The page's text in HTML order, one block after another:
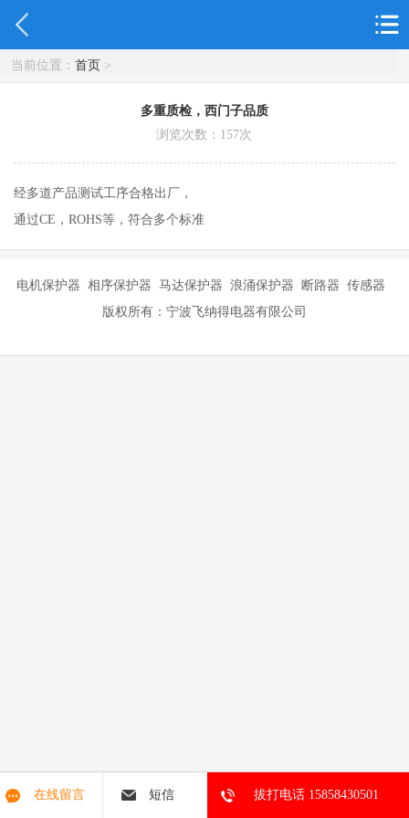
当前位置： 首页>
多重质检，西门子品质
浏览次数： 157次
经多道产品测试工序合格出厂，
通过CE，ROHS等，符合多个标准
电机保护器 相序保护器 马达保护器 浪涌保护器 断路器 传感器
版权所有：宁波飞纳得电器有限公司
在线留言 短信 拔打电话 15858430501